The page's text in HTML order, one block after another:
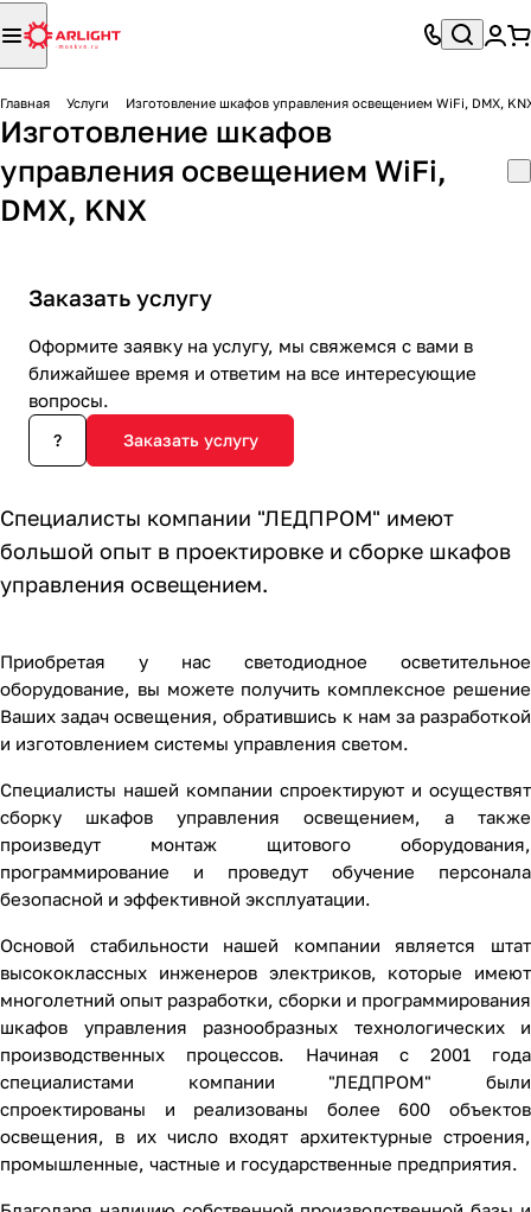
Главная Услуги Изготовление шкафов управления освещением WiFi, DMX,
Изготовление шкафов
управления освещением WiFi,
DMX, KNX
Заказать услугу
Оформите заявку на услугу, мы свяжемся с вами в
ближайшее время и ответим на все интересующие
вопросы.
? Заказать услугу
Специалисты компании "ЛЕДПРОМ" имеют
большой опыт в проектировке и сборке шкафов
управления освещением.
Приобретая у нас светодиодное осветительное
оборудование, вы можете получить комплексное решение
Ваших задач освещения, обратившись к нам за разработкой
и изготовлением системы управления светом.
Специалисты нашей компании спроектируют и осуществят
сборку шкафов управления освещением, а также
произведут монтаж щитового оборудования,
программирование и проведут обучение персонала
безопасной и эффективной эксплуатации.
Основой стабильности нашей компании является штат
высококлассных инженеров электриков, которые имеют
многолетний опыт разработки, сборки и программирования
шкафов управления разнообразных технологических и
производственных процессов. Начиная с 2001 года
специалистами компании "ЛЕДПРОМ" были
спроектированы и реализованы более 600 объектов
освещения, в их число входят архитектурные строения,
промышленные, частные и государственные предприятия.